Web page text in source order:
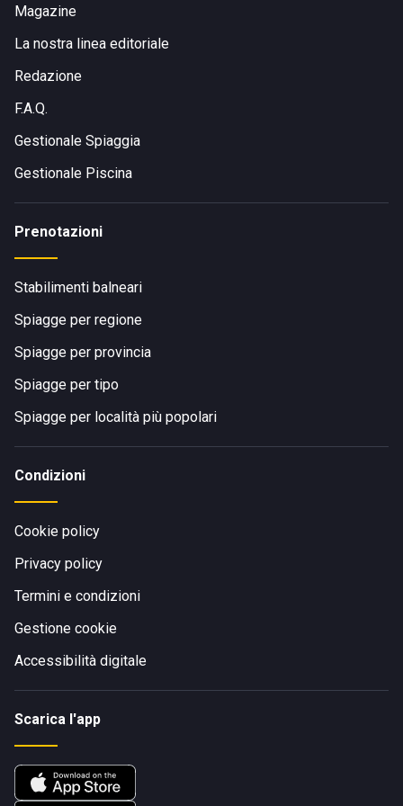
Magazine
La nostra linea editoriale
Redazione
F.A.Q.
Gestionale Spiaggia
Gestionale Piscina
Prenotazioni
Stabilimenti balneari
Spiagge per regione
Spiagge per provincia
Spiagge per tipo
Spiagge per località più popolari
Condizioni
Cookie policy
Privacy policy
Termini e condizioni
Gestione cookie
Accessibilità digitale
Scarica l'app